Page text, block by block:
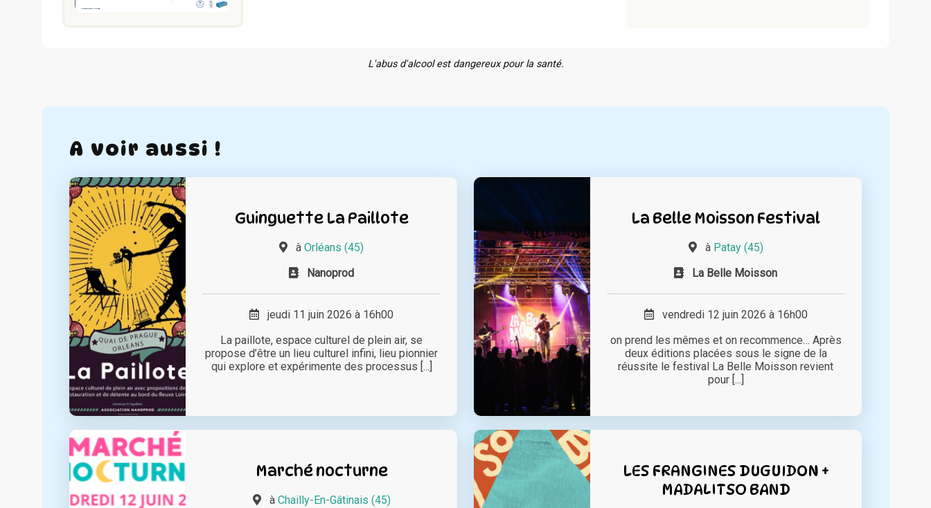
L'abus d'alcool est dangereux pour la santé.
A voir aussi !
Guinguette La Paillote
àOrléans (45)
Nanoprod
jeudi 11 juin 2026 à 16h00
La paillote, espace culturel de plein air, se
propose d’être un lieu culturel infini, lieu pionnier
qui explore et expérimente des processus [...]
La Belle Moisson Festival
à Patay (45)
La Belle Moisson
vendredi 12 juin 2026 à 16h00
on prend les mêmes et on recommence… Après
deux éditions placées sous le signe de la
réussite le festival La Belle Moisson revient
pour [...]
Marché nocturne
à Chailly-En-Gâtinais (45)
LES FRANGINES DUGUIDON +
MADALITSO BAND